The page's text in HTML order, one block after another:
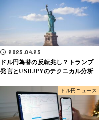
2025.04.25
ドル円為替の反転兆し？トランプ
発言とUSDJPYのテクニカル分析
ドル円ニュース